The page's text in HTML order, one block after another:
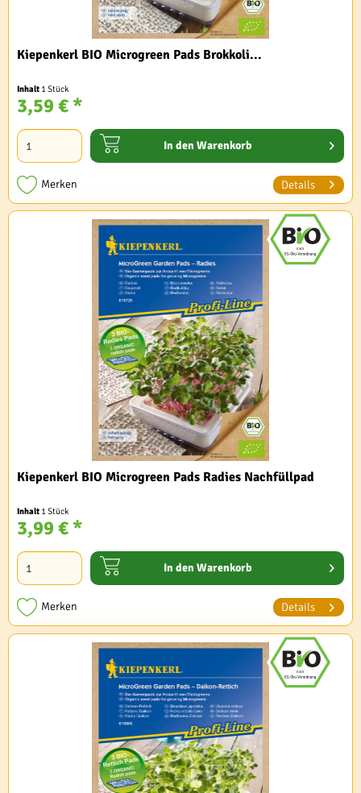
Kiepenkerl BIO Microgreen Pads Brokkoli...
Inhalt 1 Stück
3,59 € *
In den Warenkorb
Merken Details
Kiepenkerl BIO Microgreen Pads Radies Nachfüllpad
Inhalt 1 Stück
3,99 € *
In den Warenkorb
Merken Details